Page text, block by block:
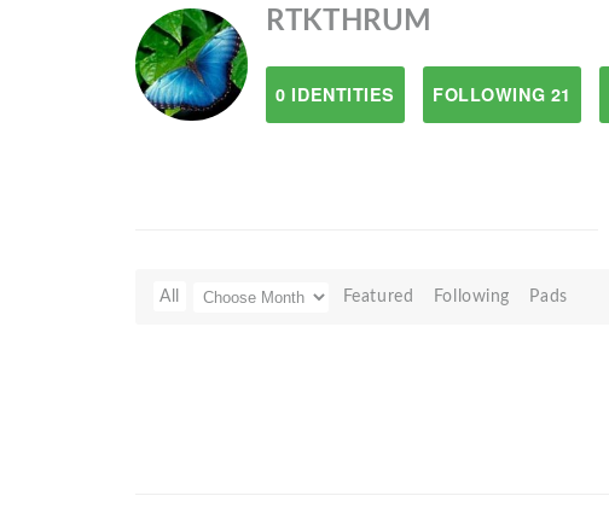
RTKTHRUM
0 IDENTITIES FOLLOWING 21
All Featured Following Pads